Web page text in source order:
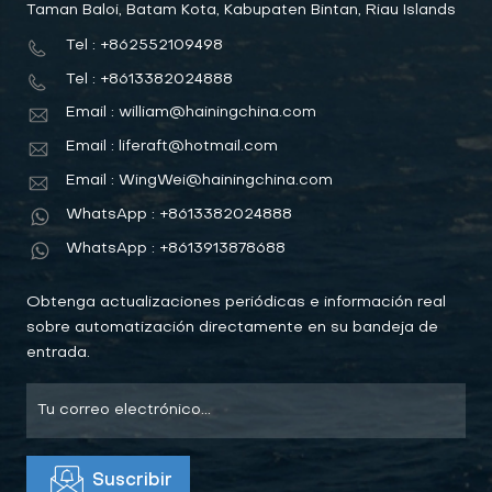
Taman Baloi, Batam Kota, Kabupaten Bintan, Riau Islands
Tel : +862552109498
Tel : +8613382024888
Email : william@hainingchina.com
Email : liferaft@hotmail.com
Email : WingWei@hainingchina.com
WhatsApp : +8613382024888
WhatsApp : +8613913878688
Obtenga actualizaciones periódicas e información real
sobre automatización directamente en su bandeja de
entrada.